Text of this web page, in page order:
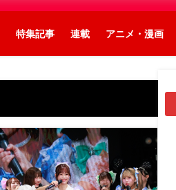
特集記事 連載 アニメ・漫画